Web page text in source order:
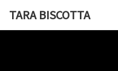
TARA BISCOTTA